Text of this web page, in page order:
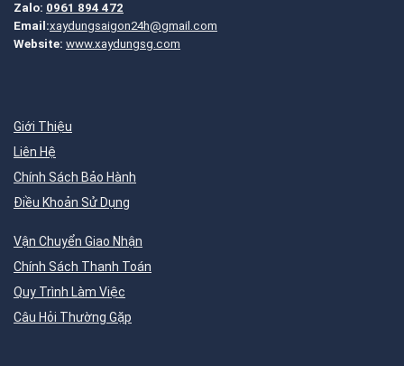
Zalo: 0961 894 472
Email:xaydungsaigon24h@gmail.com
Website: www.xaydungsg.com
Giới Thiệu
Liên Hệ
Chính Sách Bảo Hành
Điều Khoản Sử Dụng
Vận Chuyển Giao Nhận
Chính Sách Thanh Toán
Quy Trình Làm Việc
Câu Hỏi Thường Gặp